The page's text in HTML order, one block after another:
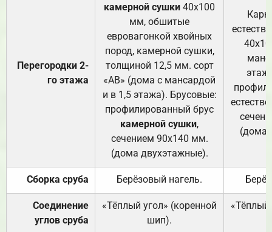
Перегородки 2-
го этажа
камерной сушки 40х100
мм, обшитые
евровагонкой хвойных
пород, камерной сушки,
толщиной 12,5 мм. сорт
«АВ» (дома с мансардой
и в 1,5 этажа). Брусовые:
профилированный брус
камерной сушки,
сечением 90х140 мм.
(дома двухэтажные).
(дома
Сборка сруба Берёзовый нагель.
Соединение
углов сруба
«Тёплый угол» (коренной
шип).
«Тёплый